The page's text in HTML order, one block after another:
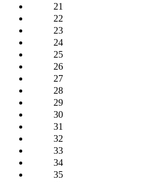
21
22
23
24
25
26
27
28
29
30
31
32
33
34
35